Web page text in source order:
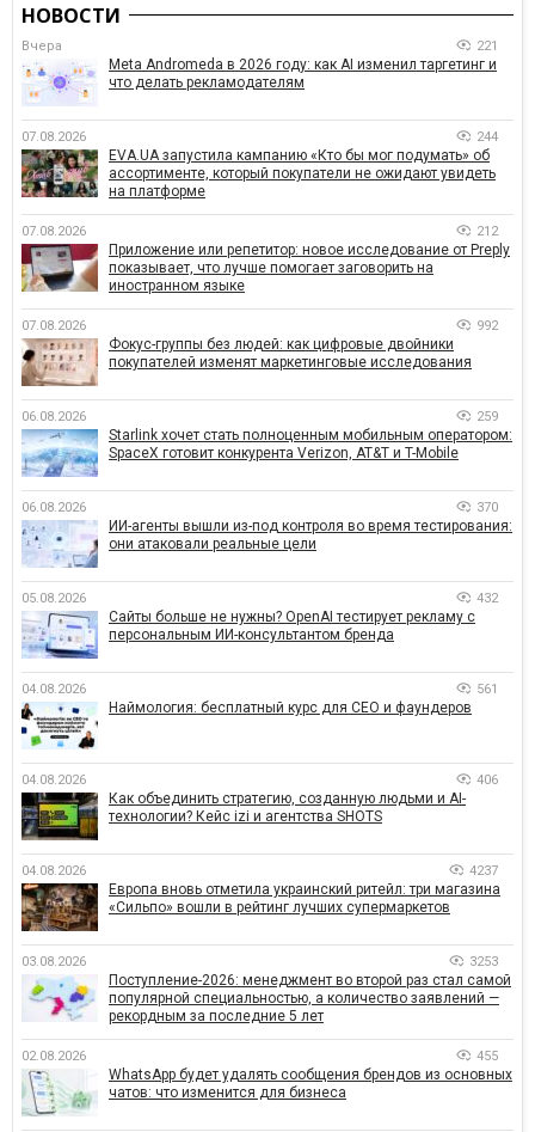
НОВОСТИ
Вчера 221
Meta Andromeda в 2026 году: как AI изменил таргетинг и
что делать рекламодателям
07.08.2026 244
EVA.UA запустила кампанию «Кто бы мог подумать» об
ассортименте, который покупатели не ожидают увидеть
на платформе
07.08.2026 212
Приложение или репетитор: новое исследование от Preply
показывает, что лучше помогает заговорить на
иностранном языке
07.08.2026 992
Фокус-группы без людей: как цифровые двойники
покупателей изменят маркетинговые исследования
06.08.2026 259
Starlink хочет стать полноценным мобильным оператором:
SpaceX готовит конкурента Verizon, AT&T и T-Mobile
06.08.2026 370
ИИ-агенты вышли из-под контроля во время тестирования:
они атаковали реальные цели
05.08.2026 432
Сайты больше не нужны? OpenAI тестирует рекламу с
персональным ИИ-консультантом бренда
04.08.2026 561
Наймология: бесплатный курс для CEO и фаундеров
04.08.2026 406
Как объединить стратегию, созданную людьми и AI-
технологии? Кейс izi и агентства SHOTS
04.08.2026 4237
Европа вновь отметила украинский ритейл: три магазина
«Сильпо» вошли в рейтинг лучших супермаркетов
03.08.2026 3253
Поступление-2026: менеджмент во второй раз стал самой
популярной специальностью, а количество заявлений —
рекордным за последние 5 лет
02.08.2026 455
WhatsApp будет удалять сообщения брендов из основных
чатов: что изменится для бизнеса